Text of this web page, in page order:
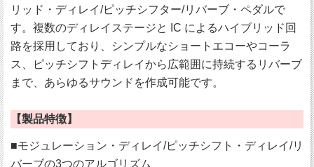
リッド・ディレイ/ピッチシフター/リバーブ・ペダルで
す。複数のディレイステージと IC によるハイブリッド回
路を採用しており、シンプルなショートエコーやコーラ
ス、ピッチシフトディレイから広範囲に持続するリバーブ
まで、あらゆるサウンドを作成可能です。
【製品特徴】
■モジュレーション・ディレイ/ピッチシフト・ディレイ/リ
バーブの3つのアルゴリズム